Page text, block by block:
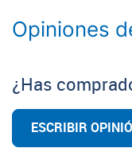
Opiniones
¿Has
ESCRIBIR